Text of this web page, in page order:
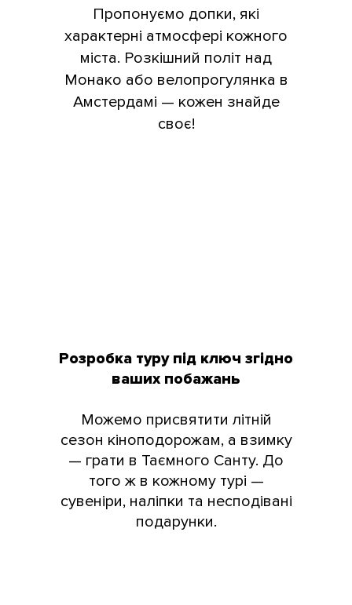
Пропонуємо допки, які
характерні атмосфері кожного
міста. Розкішний політ над
Монако або велопрогулянка в
Амстердамі — кожен знайде
своє!
Розробка туру під ключ згідно
ваших побажань
Можемо присвятити літній
сезон кіноподорожам, а взимку
— грати в Таємного Санту. До
того ж в кожному турі —
сувеніри, наліпки та несподівані
подарунки.